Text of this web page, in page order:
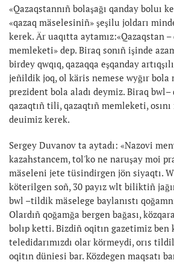
«Qazaqstannıñ bolaşağı qanday boluı
«qazaq mäselesiniñ» şeşilu joldarı
kerek. Är uaqıtta aytamız:«Qazaqstan
memleketi» dep. Biraq sonıñ işinde
birdey qwqıq, qazaqqa eşqanday
jeñildik joq, ol käris nemese wyğır bola
prezident bola aladı deymiz. Biraq bwl–
qazaqtıñ tili, qazaqtıñ memleketi, osını
deuimiz kerek.
Sergey Duvanov ta aytadı: «Nazovi
kazahstancem, tol'ko ne naruşay moi
mäseleni jete tüsindirgen jön siyaqtı.
köterilgen soñ, 30 payız wlt biliktiñ
bwl –tildik mäselege baylanıstı
Olardıñ qoğamğa bergen bağası,
bolıp ketti. Bizdiñ oqitın gazetimiz ben
teledidarımızdı olar körmeydi, orıs
oqitın düniesi bar. Közdegen maqsatı